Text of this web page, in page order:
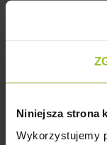
Niniejsza strona
Wykorzystujemy